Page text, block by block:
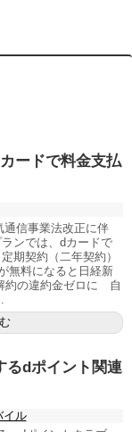
ードで料金支払
通信事業法改正に伴
ンでは、dカードで
期契約（二年契約）
無料になると日経新
約の違約金ゼロに 自
るdポイント関連
イル